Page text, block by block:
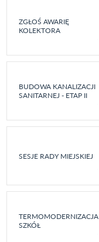
ZGŁOŚ AWARIĘ
KOLEKTORA
BUDOWA KANALIZACJI
SANITARNEJ - ETAP II
SESJE RADY MIEJSKIEJ
TERMOMODERNIZACJA
SZKÓŁ